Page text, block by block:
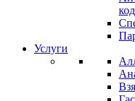
Услуги